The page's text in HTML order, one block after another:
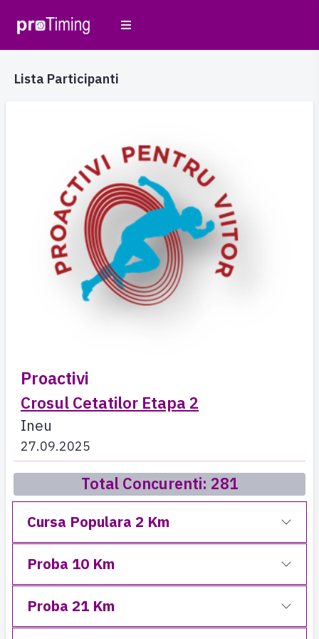
Lista Participanti
Proactivi
Crosul Cetatilor Etapa 2
Ineu
27.09.2025
Total Concurenti: 281
Cursa Populara 2 Km
Proba 10 Km
Proba 21 Km